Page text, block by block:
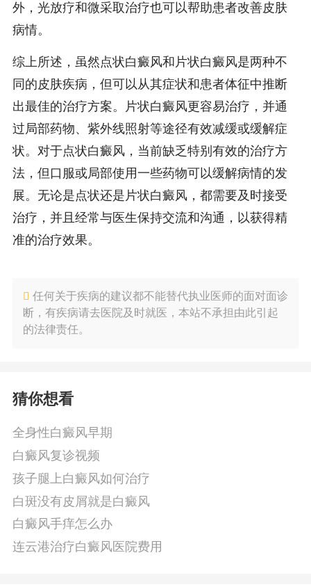
外，光放疗和微采取治疗也可以帮助患者改善皮肤
病情。
综上所述，虽然点状白癜风和片状白癜风是两种不
同的皮肤疾病，但可以从其症状和患者体征中推断
出最佳的治疗方案。片状白癜风更容易治疗，并通
过局部药物、紫外线照射等途径有效减缓或缓解症
状。对于点状白癜风，当前缺乏特别有效的治疗方
法，但口服或局部使用一些药物可以缓解病情的发
展。无论是点状还是片状白癜风，都需要及时接受
治疗，并且经常与医生保持交流和沟通，以获得精
准的治疗效果。
任何关于疾病的建议都不能替代执业医师的面对面诊
断，有疾病请去医院及时就医，本站不承担由此引起
的法律责任。
猜你想看
全身性白癜风早期
白癜风复诊视频
孩子腿上白癜风如何治疗
白斑没有皮屑就是白癜风
白癜风手痒怎么办
连云港治疗白癜风医院费用